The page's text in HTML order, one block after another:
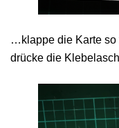
…klappe die Karte so
drücke die